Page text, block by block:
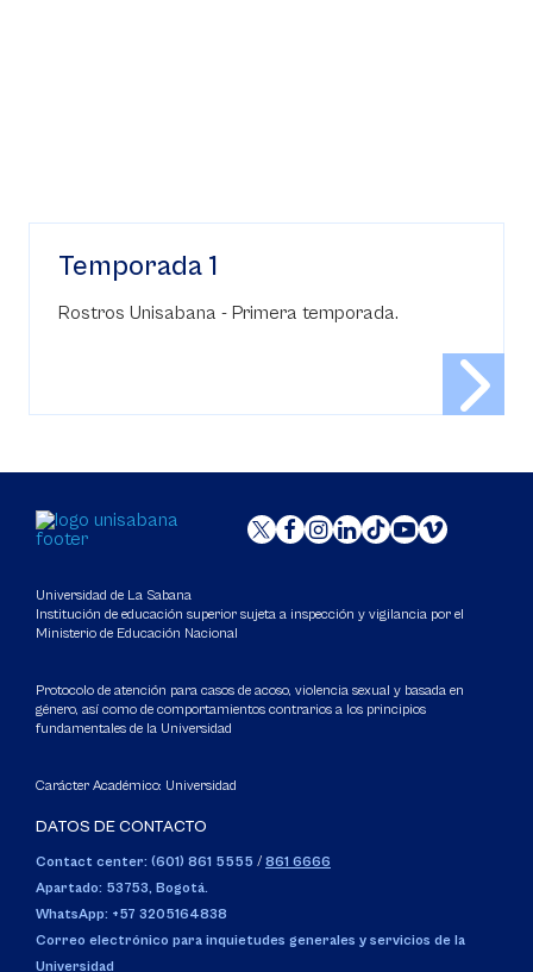
Temporada 1
Rostros Unisabana - Primera temporada.
Universidad de La Sabana
Institución de educación superior sujeta a inspección y vigilancia por el
Ministerio de Educación Nacional
Protocolo de atención para casos de acoso, violencia sexual y basada en
género, así como de comportamientos contrarios a los principios
fundamentales de la Universidad
Carácter Académico: Universidad
DATOS DE CONTACTO
Contact center: (601) 861 5555 / 861 6666
Apartado: 53753, Bogotá.
WhatsApp: +57 3205164838
Correo electrónico para inquietudes generales y servicios de la
Universidad